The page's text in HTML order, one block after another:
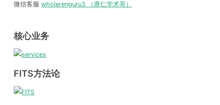
微信客服 wholerenguru3 （厚仁学术哥）
核心业务
FITS方法论